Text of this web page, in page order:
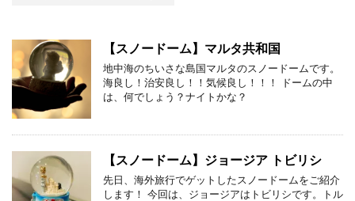
【スノードーム】マルタ共和国
地中海のちいさな島国マルタのスノードームです。
海良し！治安良し！！気候良し！！！ ドームの中
は、何でしょう？ナイトかな？
【スノードーム】ジョージア トビリシ
先日、海外旅行でゲットしたスノードームをご紹介
します！ 今回は、ジョージアはトビリシです。トル